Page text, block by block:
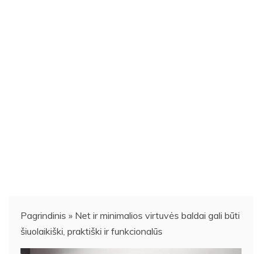
Pagrindinis » Net ir minimalios virtuvės baldai gali būti
šiuolaikiški, praktiški ir funkcionalūs